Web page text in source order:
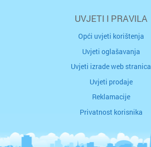
UVJETI I PRAVILA
Opći uvjeti korištenja
Uvjeti oglašavanja
Uvjeti izrade web stranica
Uvjeti prodaje
Reklamacije
Privatnost korisnika